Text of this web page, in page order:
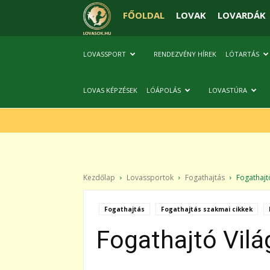
FŐOLDAL LOVAK LOVARDÁK
LOVASSPORT RENDEZVÉNY HÍREK LÓTARTÁS
LOVAS KÉPZÉSEK LÓÁPOLÁS LOVASTÚRA
Kezdőlap Lovassportok Fogathajtás
Fogathajtás Fogathajtás szakmai cikkek
Fogathajtó